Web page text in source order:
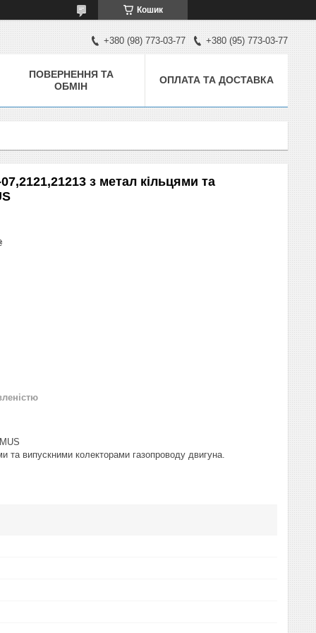
Кошик
+380 (98) 773-03-77 +380 (95) 773-03-77
ПОВЕРНЕННЯ ТА
ОБМІН
ОПЛАТА ТА ДОСТАВКА
з метал кільцями та
та випускними колекторами газопроводу двигуна.